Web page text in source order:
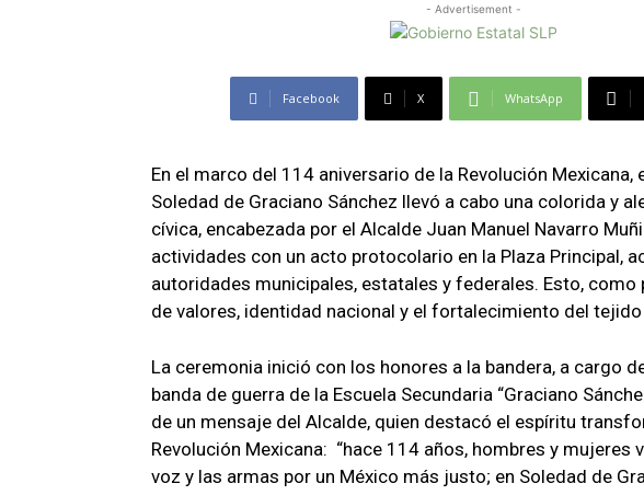
- Advertisement -
Facebook X WhatsApp
En el marco del 114 aniversario de la Revolución Mexicana,
Soledad de Graciano Sánchez llevó a cabo una colorida y
cívica, encabezada por el Alcalde Juan Manuel Navarro
actividades con un acto protocolario en la Plaza Principal,
autoridades municipales, estatales y federales. Esto,
de valores, identidad nacional y el fortalecimiento del
La ceremonia inició con los honores a la bandera, a cargo
banda de guerra de la Escuela Secundaria “Graciano
de un mensaje del Alcalde, quien destacó el espíritu
Revolución Mexicana: “hace 114 años, hombres y mujeres
voz y las armas por un México más justo; en Soledad de